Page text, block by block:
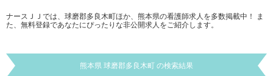
ナースＪＪでは、球磨郡多良木町ほか、熊本県の看護師求人を多数掲載中！ ま
た、無料登録であなたにぴったりな非公開求人をご紹介します。
熊本県 球磨郡多良木町 の検索結果